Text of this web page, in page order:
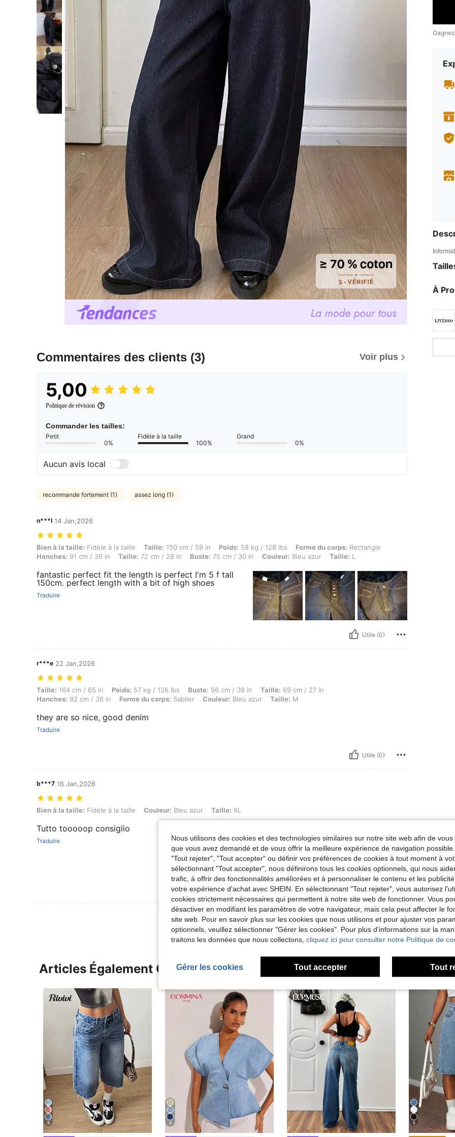
Commentaires des clients (3) Voir plus
5,00
Politique de révision
Commander les tailles:
Petit
0%
Fidèle à la taille
100%
Grand
0%
Aucun avis local
recommande fortement (1) assez long (1)
n***l 14 Jan,2026
Bien à la taille: Fidèle à la taille, Taille: 150 cm / 59 in, Poids: 58 kg / 128 lbs, Forme du corps: Rectangle, Hanches: 91 cm / 36 in, Taille: 72 cm / 28 in,
Bien à la taille: Fidèle à la taille Taille: 150 cm / 59 in Poids: 58 kg / 128 lbs Forme du corps: Rectangle
Hanches: 91 cm / 36 in Taille: 72 cm / 28 in Buste: 75 cm / 30 in Couleur: Bleu azur Taille: L
fantastic perfect fit the length is perfect I'm 5 f tall
150cm. perfect length with a bit of high shoes
Traduire
Utile (0)
r***e 22 Jan,2026
Taille: 164 cm / 65 in, Poids: 57 kg / 126 lbs, Buste: 96 cm / 38 in, Taille: 69 cm / 27 in, Hanches: 92 cm / 36 in, Forme du corps: Sablier, Couleur: Bleu
Taille: 164 cm / 65 in Poids: 57 kg / 126 lbs Buste: 96 cm / 38 in Taille: 69 cm / 27 in
Hanches: 92 cm / 36 in Forme du corps: Sablier Couleur: Bleu azur Taille: M
they are so nice, good denim
Traduire
Utile (0)
b***7 16 Jan,2026
Bien à la taille: Fidèle à la taille, Couleur: Bleu azur, Taille: XL
Bien à la taille: Fidèle à la taille Couleur: Bleu azur Taille: XL
Tutto tooooop consiglio
Traduire
Utile (0)
À
Articles Également Consultés
8 8 5
Nous utilisons des cookies et des technologies similaires sur notre site web afin de
que vous avez demandé et de vous offrir la meilleure expérience de navigation
"Tout rejeter", "Tout accepter" ou définir vos préférences de cookies à tout moment à
sélectionnant "Tout accepter", nous définirons tous les cookies optionnels, qui nous
trafic, à offrir des fonctionnalités améliorées et à personnaliser le contenu et les
votre expérience d'achat avec SHEIN. En sélectionnant "Tout rejeter", vous autorisez
cookies strictement nécessaires qui permettent à notre site web de fonctionner. Vous
désactiver en modifiant les paramètres de votre navigateur, mais cela peut affecter le
site web. Pour en savoir plus sur les cookies que nous utilisons et pour ajuster vos
optionnels, veuillez sélectionner "Gérer les cookies". Pour plus d'informations sur la
traitons les données que nous collectons, cliquez ici pour consulter notre Politique de
Gérer les cookies Tout accepter Tout